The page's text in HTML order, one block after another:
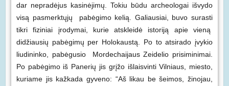
dar nepradėjus kasinėjimų. Tokiu būdu archeologai išvydo
visą pasmerktųjų pabėgimo kelią. Galiausiai, buvo surasti
tikri fiziniai įrodymai, kurie atskleidė istoriją apie vieną
didžiausių pabėgimų per Holokaustą. Po to atsirado įvykio
liudininko, pabėgusio Mordechaijaus Zeidelio prisiminimai.
Po pabėgimo iš Panerių jis grįžo išlaisvinti Vilniaus, miesto,
kuriame jis kažkada gyveno: “Aš likau be šeimos, žinojau,